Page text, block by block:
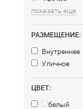
показать еще
РАЗМЕЩЕНИЕ:
Внутреннее
Уличное
ЦВЕТ:
белый